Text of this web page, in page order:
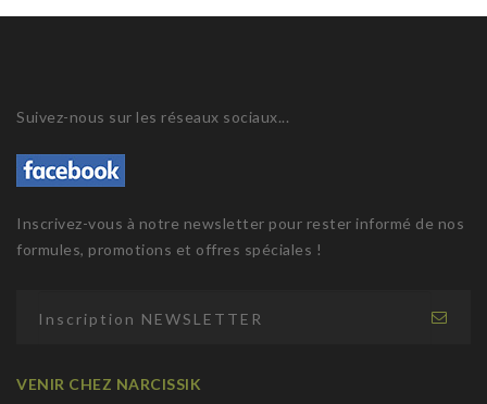
Suivez-nous sur les réseaux sociaux...
Inscrivez-vous à notre newsletter pour rester informé de nos
formules, promotions et offres spéciales !
VENIR CHEZ NARCISSIK